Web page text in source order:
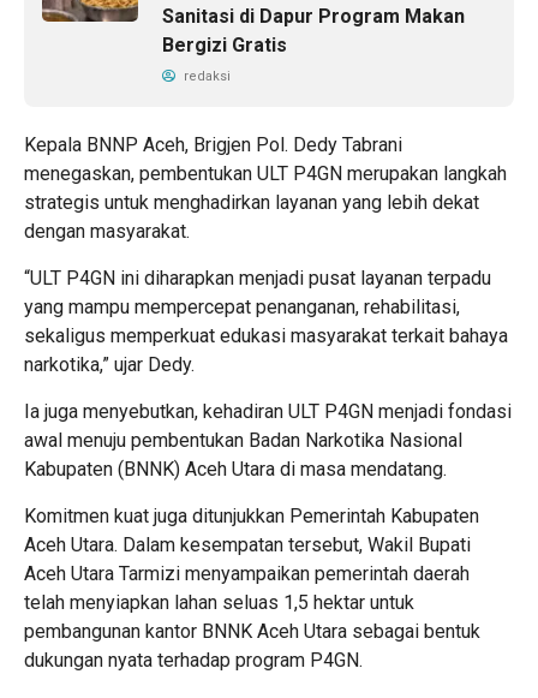
Sanitasi di Dapur Program Makan
Bergizi Gratis
redaksi
Kepala BNNP Aceh, Brigjen Pol. Dedy Tabrani
menegaskan, pembentukan ULT P4GN merupakan langkah
strategis untuk menghadirkan layanan yang lebih dekat
dengan masyarakat.
“ULT P4GN ini diharapkan menjadi pusat layanan terpadu
yang mampu mempercepat penanganan, rehabilitasi,
sekaligus memperkuat edukasi masyarakat terkait bahaya
narkotika,” ujar Dedy.
Ia juga menyebutkan, kehadiran ULT P4GN menjadi fondasi
awal menuju pembentukan Badan Narkotika Nasional
Kabupaten (BNNK) Aceh Utara di masa mendatang.
Komitmen kuat juga ditunjukkan Pemerintah Kabupaten
Aceh Utara. Dalam kesempatan tersebut, Wakil Bupati
Aceh Utara Tarmizi menyampaikan pemerintah daerah
telah menyiapkan lahan seluas 1,5 hektar untuk
pembangunan kantor BNNK Aceh Utara sebagai bentuk
dukungan nyata terhadap program P4GN.